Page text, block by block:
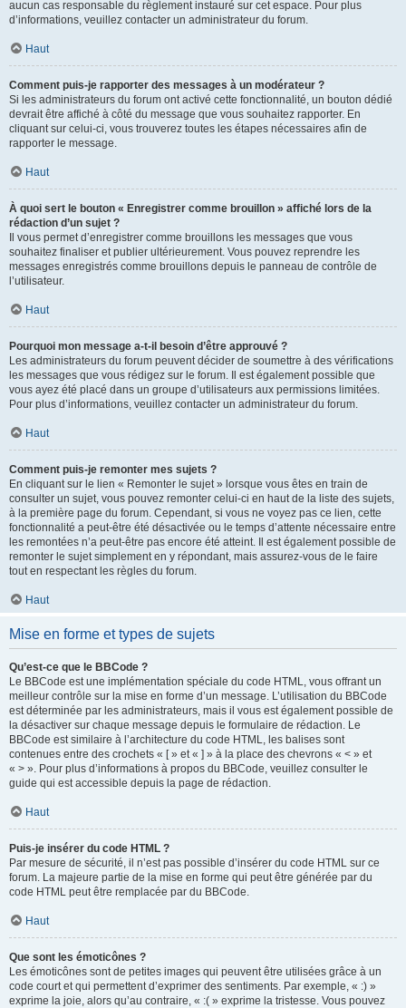
aucun cas responsable du règlement instauré sur cet espace. Pour plus
d’informations, veuillez contacter un administrateur du forum.
Haut
Comment puis-je rapporter des messages à un modérateur ?
Si les administrateurs du forum ont activé cette fonctionnalité, un bouton dédié
devrait être affiché à côté du message que vous souhaitez rapporter. En
cliquant sur celui-ci, vous trouverez toutes les étapes nécessaires afin de
rapporter le message.
Haut
À quoi sert le bouton « Enregistrer comme brouillon » affiché lors de la
rédaction d’un sujet ?
Il vous permet d’enregistrer comme brouillons les messages que vous
souhaitez finaliser et publier ultérieurement. Vous pouvez reprendre les
messages enregistrés comme brouillons depuis le panneau de contrôle de
l’utilisateur.
Haut
Pourquoi mon message a-t-il besoin d’être approuvé ?
Les administrateurs du forum peuvent décider de soumettre à des vérifications
les messages que vous rédigez sur le forum. Il est également possible que
vous ayez été placé dans un groupe d’utilisateurs aux permissions limitées.
Pour plus d’informations, veuillez contacter un administrateur du forum.
Haut
Comment puis-je remonter mes sujets ?
En cliquant sur le lien « Remonter le sujet » lorsque vous êtes en train de
consulter un sujet, vous pouvez remonter celui-ci en haut de la liste des sujets,
à la première page du forum. Cependant, si vous ne voyez pas ce lien, cette
fonctionnalité a peut-être été désactivée ou le temps d’attente nécessaire entre
les remontées n’a peut-être pas encore été atteint. Il est également possible de
remonter le sujet simplement en y répondant, mais assurez-vous de le faire
tout en respectant les règles du forum.
Haut
Mise en forme et types de sujets
Qu’est-ce que le BBCode ?
Le BBCode est une implémentation spéciale du code HTML, vous offrant un
meilleur contrôle sur la mise en forme d’un message. L’utilisation du BBCode
est déterminée par les administrateurs, mais il vous est également possible de
la désactiver sur chaque message depuis le formulaire de rédaction. Le
BBCode est similaire à l’architecture du code HTML, les balises sont
contenues entre des crochets « [ » et « ] » à la place des chevrons « < » et
« > ». Pour plus d’informations à propos du BBCode, veuillez consulter le
guide qui est accessible depuis la page de rédaction.
Haut
Puis-je insérer du code HTML ?
Par mesure de sécurité, il n’est pas possible d’insérer du code HTML sur ce
forum. La majeure partie de la mise en forme qui peut être générée par du
code HTML peut être remplacée par du BBCode.
Haut
Que sont les émoticônes ?
Les émoticônes sont de petites images qui peuvent être utilisées grâce à un
code court et qui permettent d’exprimer des sentiments. Par exemple, « :) »
exprime la joie, alors qu’au contraire, « :( » exprime la tristesse. Vous pouvez